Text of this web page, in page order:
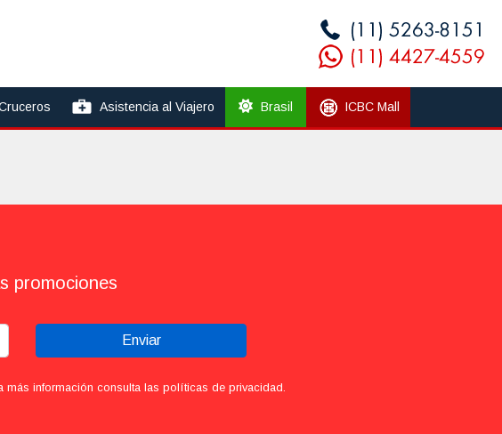
Asistencia al Viajero Brasil ICBC Mall
promociones
Enviar
información consulta las políticas de privacidad.